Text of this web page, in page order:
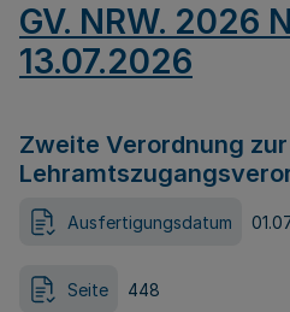
GV. NRW. 2026
13.07.2026
Zweite Verordnung
Ausfertigungsdatum
Seite 448